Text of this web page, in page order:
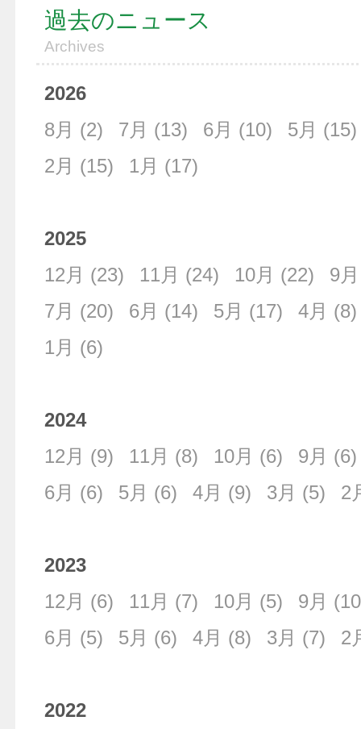
過去のニュース
Archives
2026
8月 (2) 7月 (13) 6月 (10) 5月 (15)
2月 (15) 1月 (17)
2025
12月 (23) 11月 (24) 10月 (22) 9月
7月 (20) 6月 (14) 5月 (17) 4月 (8)
1月 (6)
2024
12月 (9) 11月 (8) 10月 (6) 9月 (6)
6月 (6) 5月 (6) 4月 (9) 3月 (5) 2
2023
12月 (6) 11月 (7) 10月 (5) 9月
6月 (5) 5月 (6) 4月 (8) 3月 (7) 2
2022